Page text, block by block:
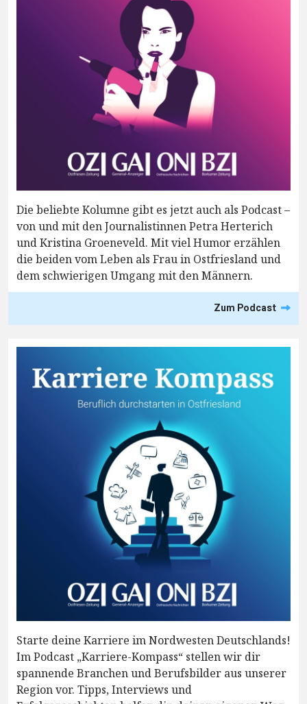
Die beliebte Kolumne gibt es jetzt auch als Podcast –
von und mit den Journalistinnen Petra Herterich
und Kristina Groeneveld. Mit viel Humor erzählen
die beiden vom Leben als Frau in Ostfriesland und
dem schwierigen Umgang mit den Männern.
Zum Podcast
Starte deine Karriere im Nordwesten Deutschlands!
Im Podcast „Karriere-Kompass“ stellen wir dir
spannende Branchen und Berufsbilder aus unserer
Region vor. Tipps, Interviews und